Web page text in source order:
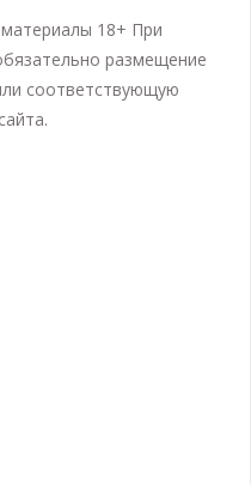
18+ При
размещение
соответствующую